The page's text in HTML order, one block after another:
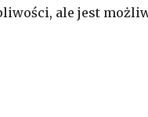
ale jest